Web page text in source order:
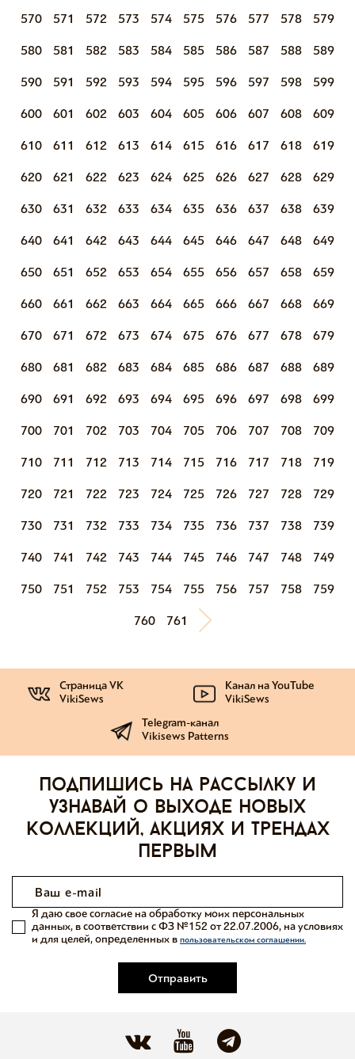
570 571 572 573 574 575 576 577 578 579
580 581 582 583 584 585 586 587 588 589
590 591 592 593 594 595 596 597 598 599
600 601 602 603 604 605 606 607 608 609
610 611 612 613 614 615 616 617 618 619
620 621 622 623 624 625 626 627 628 629
630 631 632 633 634 635 636 637 638 639
640 641 642 643 644 645 646 647 648 649
650 651 652 653 654 655 656 657 658 659
660 661 662 663 664 665 666 667 668 669
670 671 672 673 674 675 676 677 678 679
680 681 682 683 684 685 686 687 688 689
690 691 692 693 694 695 696 697 698 699
700 701 702 703 704 705 706 707 708 709
710 711 712 713 714 715 716 717 718 719
720 721 722 723 724 725 726 727 728 729
730 731 732 733 734 735 736 737 738 739
740 741 742 743 744 745 746 747 748 749
750 751 752 753 754 755 756 757 758 759
760 761
Страница VK
VikiSews
Канал на YouTube
VikiSews
Telegram-канал
Vikisews Patterns
Подпишись на рассылку и
узнавай о выходе новых
коллекций, акциях и трендах
первым
Отправить
Я даю свое согласие на обработку моих персональных
данных, в соответствии с ФЗ №152 от 22.07.2006, на условиях
и для целей, определенных в пользовательском соглашении.